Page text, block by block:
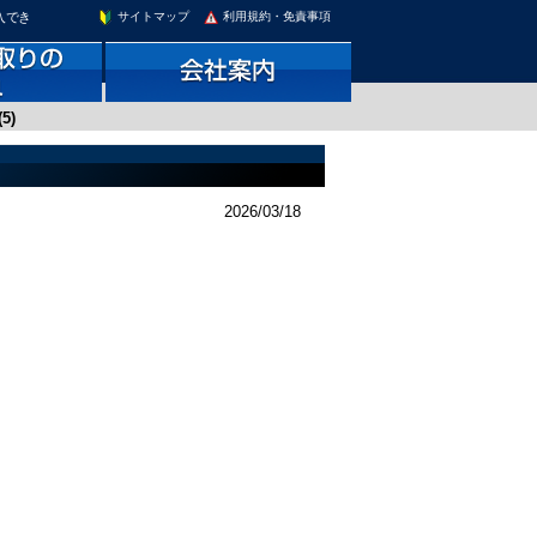
でき
利用規約・免責事項
サイトマップ
2026/03/18